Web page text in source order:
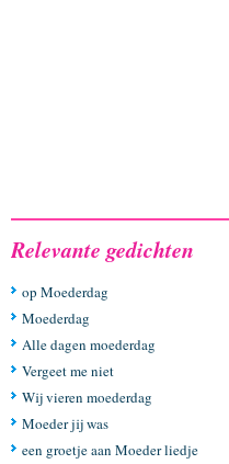
Relevante gedichten
op Moederdag
Moederdag
Alle dagen moederdag
Vergeet me niet
Wij vieren moederdag
Moeder jij was
een groetje aan Moeder liedje